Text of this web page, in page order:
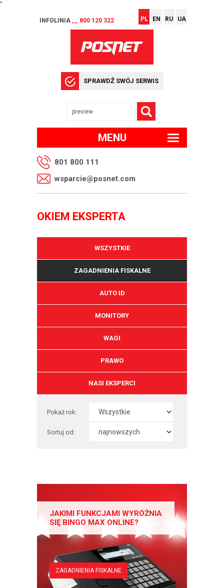
"
INFOLINIA __ 800 120 322 PL EN RU UA
SPRAWDŹ SWÓJ SERWIS
MENU
801 800 111
wsparcie@posnet.com
OKIEM EKSPERTA
WSZYSTKIE
ZAGADNIENIA FISKALNE
AUTO ID
MONITORY
WAGI
PRAWO
NASI EKSPERCI
Pokaż rok:
Sortuj od:
JAKIMI FUNKCJAMI WYRÓŻNIA
SIĘ BINGO MAX ONLINE?
ZAGADNIENIA FISKALNE